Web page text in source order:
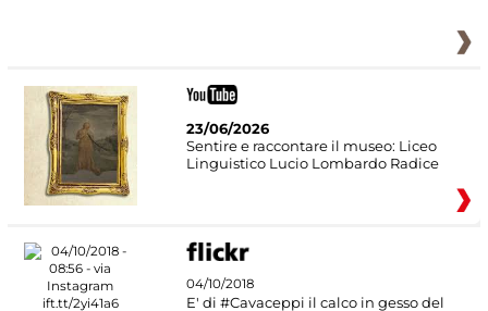
23/06/2026
Sentire e raccontare il museo: Liceo
Linguistico Lucio Lombardo Radice
04/10/2018
E' di #Cavaceppi il calco in gesso del